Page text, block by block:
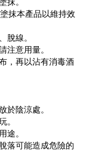
抹本產品以維持效
脫線。
意用量。
，再以沾有消毒酒
陰涼處。
。
途。
落可能造成危險的